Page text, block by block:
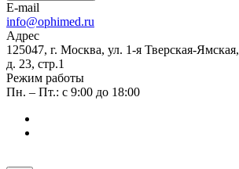
E-mail
info@ophimed.ru
Адрес
125047, г. Москва, ул. 1-я Тверская-Ямская,
д. 23, стр.1
Режим работы
Пн. – Пт.: с 9:00 до 18:00